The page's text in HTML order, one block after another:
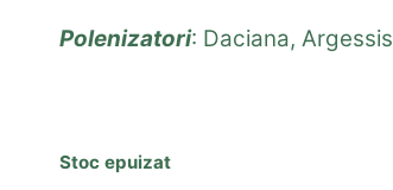
Polenizatori: Daciana, Argessis
Stoc epuizat